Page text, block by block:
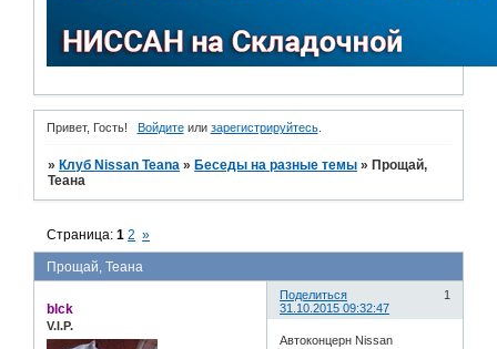
Привет, Гость! Войдитеили зарегистрируйтесь.
» Клуб Nissan Teana » Беседы на разные темы » Прощай,
Теана
Прощай, Теана
Страница:1 2 »
Поделиться
1
31.10.2015 09:32:47
blck
V.I.P.
Автоконцерн Nissan